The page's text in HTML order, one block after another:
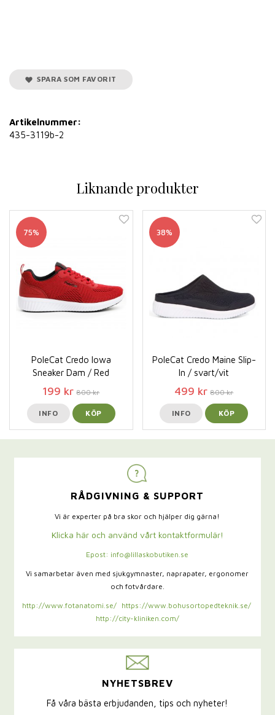
SPARA SOM FAVORIT
Artikelnummer:
435-3119b-2
Liknande produkter
75%
PoleCat Credo Iowa
Sneaker Dam / Red
199 kr 800 kr
INFO KÖP
38%
PoleCat Credo Maine Slip-
In / svart/vit
499 kr 800 kr
INFO KÖP
RÅDGIVNING & SUPPORT
Vi är experter på bra skor och hjälper dig gärna!
Klicka här och använd vårt kontaktformulär!
Epost: info@lillaskobutiken.se
Vi samarbetar även med sjukgymnaster, naprapater, ergonomer
och fotvårdare.
http://www.fotanatomi.se/
https://www.bohusortopedteknik.se/
http://city-kliniken.com/
NYHETSBREV
Få våra bästa erbjudanden, tips och nyheter!